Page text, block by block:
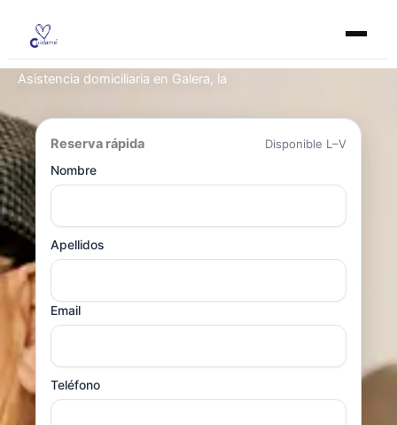
contenido
Asistencia domiciliaria en Galera, la
Reserva rápida
Disponible L–V
Nombre
Apellidos
Email
Teléfono